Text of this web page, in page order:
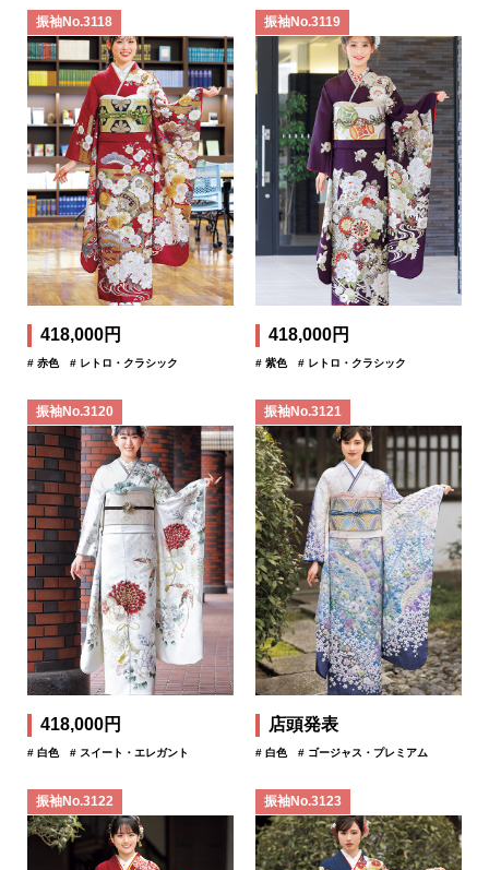
振袖No.3118
418,000円
# 赤色 # レトロ・クラシック
振袖No.3119
418,000円
# 紫色 # レトロ・クラシック
振袖No.3120
418,000円
# 白色 # スイート・エレガント
振袖No.3121
店頭発表
# 白色 # ゴージャス・プレミアム
振袖No.3122 振袖No.3123